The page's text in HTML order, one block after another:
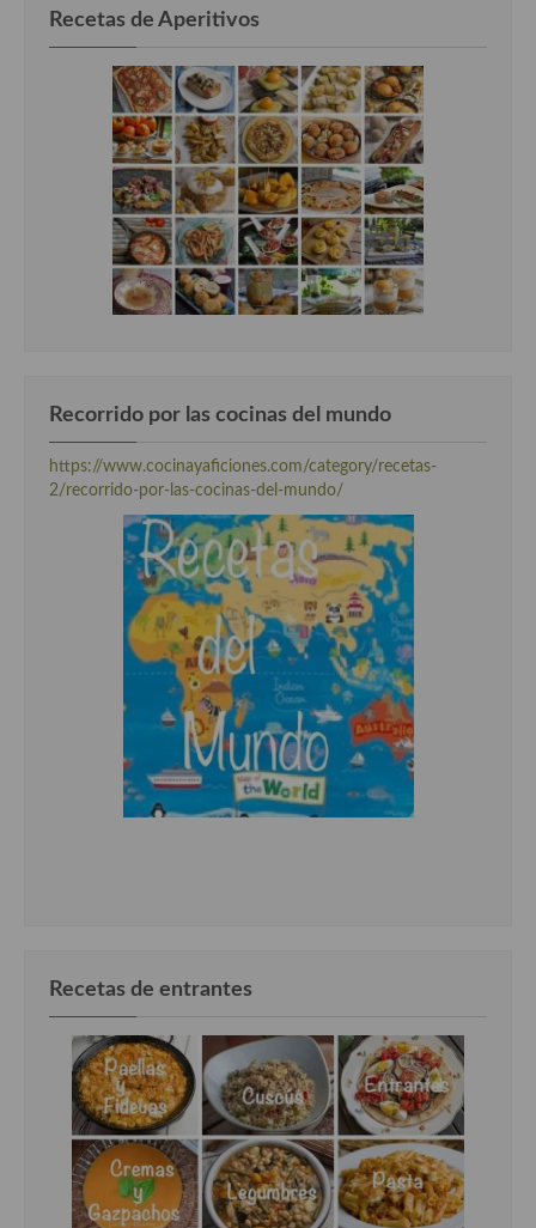
Recetas de Aperitivos
Recorrido por las cocinas del mundo
https://www.cocinayaficiones.com/category/recetas-
2/recorrido-por-las-cocinas-del-mundo/
Recetas de entrantes